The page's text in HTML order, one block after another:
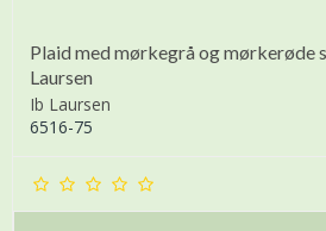
Plaid med mørkegrå og mørkerøde
Laursen
Ib Laursen
6516-75